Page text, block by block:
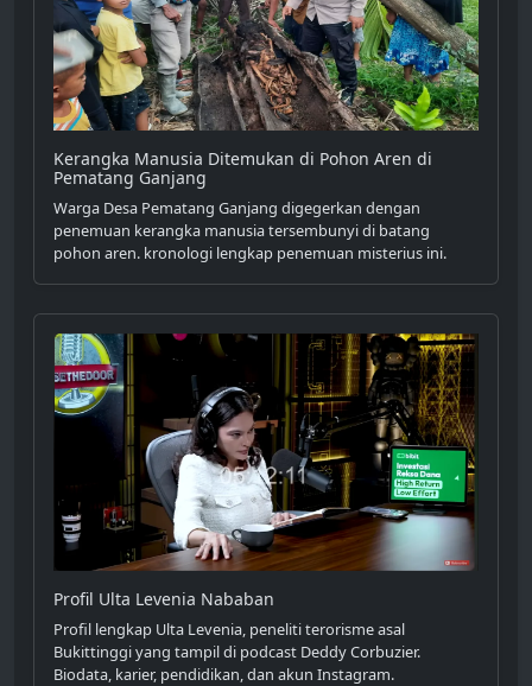
Kerangka Manusia Ditemukan di Pohon Aren di
Pematang Ganjang
Warga Desa Pematang Ganjang digegerkan dengan
penemuan kerangka manusia tersembunyi di batang
pohon aren. kronologi lengkap penemuan misterius ini.
Profil Ulta Levenia Nababan
Profil lengkap Ulta Levenia, peneliti terorisme asal
Bukittinggi yang tampil di podcast Deddy Corbuzier.
Biodata, karier, pendidikan, dan akun Instagram.